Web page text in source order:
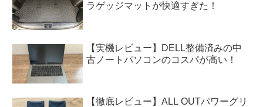
ラゲッジマットが快適すぎた！
【実機レビュー】DELL整備済みの中
古ノートパソコンのコスパが高い！
【徹底レビュー】ALL OUTパワーグリ